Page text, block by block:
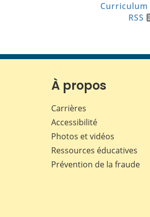
Curriculum
RSS
À propos
Carrières
Accessibilité
Photos et vidéos
Ressources éducatives
Prévention de la fraude